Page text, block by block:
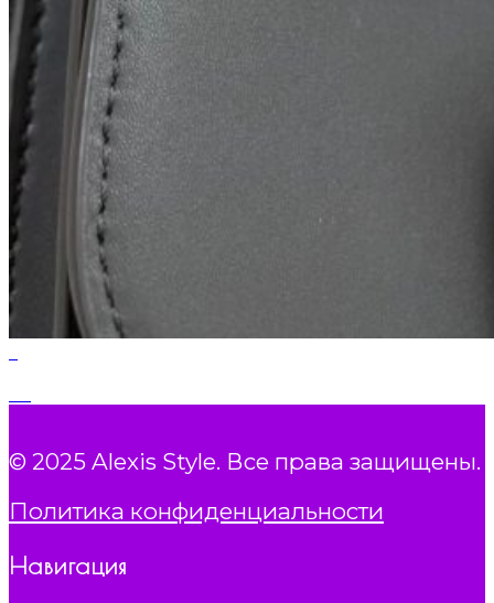
© 2025 Alexis Style. Все права защищены.
Политика конфиденциальности
Навигация